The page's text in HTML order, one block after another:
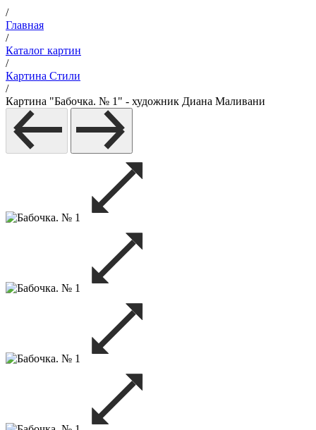
/
Главная
/
Каталог картин
/
Картина Стили
/
Картина "Бабочка. № 1" - художник Диана Маливани